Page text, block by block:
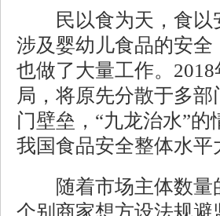
民以食为天，食以
涉及婴幼儿食品的安
也做了大量工作。
局，将原先分散于多
门壁垒，“九龙治水”
我国食品安全整体水平
随着市场主体数量
个别商家想方设法规